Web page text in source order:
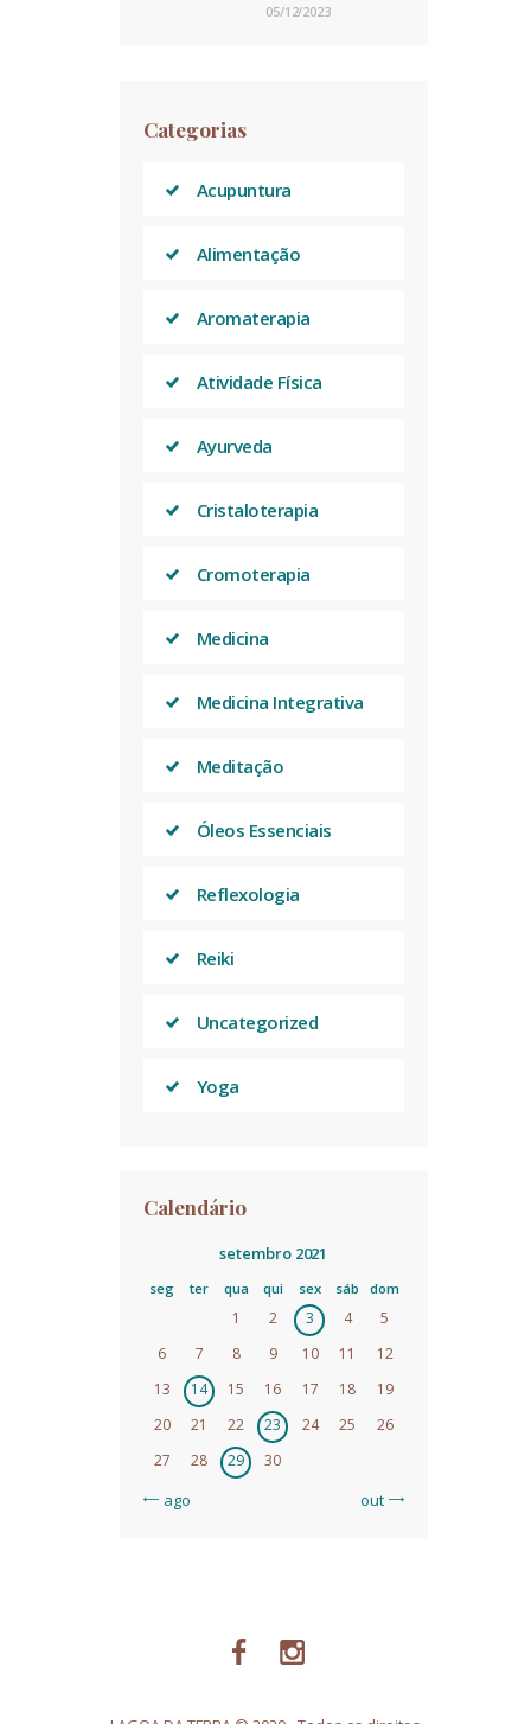
05/12/2023
Categorias
Acupuntura
Alimentação
Aromaterapia
Atividade Física
Ayurveda
Cristaloterapia
Cromoterapia
Medicina
Medicina Integrativa
Meditação
Óleos Essenciais
Reflexologia
Reiki
Uncategorized
Yoga
Calendário
setembro 2021
seg ter qua qui sex sáb dom
1 2 3 4
5
6
7 8 9 10 11
12
13
14 15 16 17 18
19
20
21 22 23 24 25
26
27
28 29 30
« ago out »